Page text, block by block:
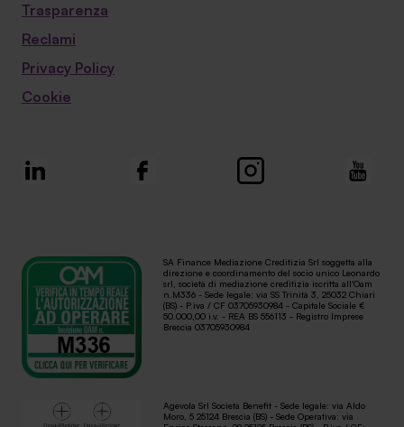
Trasparenza
Reclami
Privacy Policy
Cookie
SA Finance Mediazione Creditizia Srl soggetta alla
direzione e coordinamento del socio unico Leonardo
srl, società di mediazione creditizia iscritta all'Oam
n.M336 - Sede legale: via SS Trinità 3, 25032 Chiari
(BS) - P.iva / CF 03705930984 - Capitale Sociale €
50.000,00 i.v. - REA BS 556113 - Registro Imprese
Brescia 03705930984
Agevola Srl Società Benefit - Sede legale: via Aldo
Moro, 5 25124 Brescia (BS) - Sede Operativa: via